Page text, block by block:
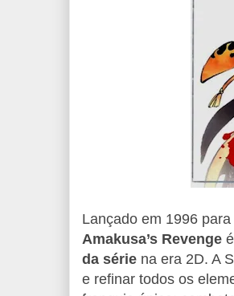
Lançado em 1996
Amakusa’s Revenge
da série na era 2D. A
e refinar todos os